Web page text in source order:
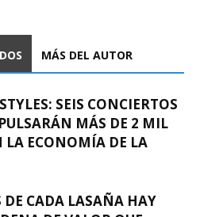
MÁS DEL AUTOR
SEIS CONCIERTOS
MÁS DE 2 MIL
LA ECONOMÍA DE LA
DE CADA LASAÑA HAY